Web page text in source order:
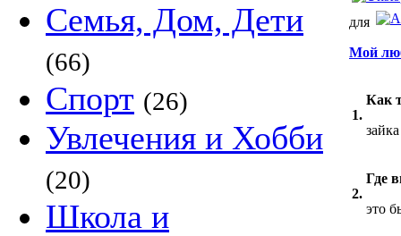
Семья, Дом, Дети
(66)
Спорт (26)
Увлечения и Хобби
(20)
Школа и
для
Мой
1.
Как
зайка
2.
Где
это